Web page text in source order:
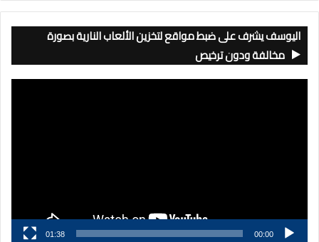
اليوسف يشرف على ضبط مواقع لتخزين الألعاب النارية بصورة
مخالفة ودون ترخيص
00:00
01:38